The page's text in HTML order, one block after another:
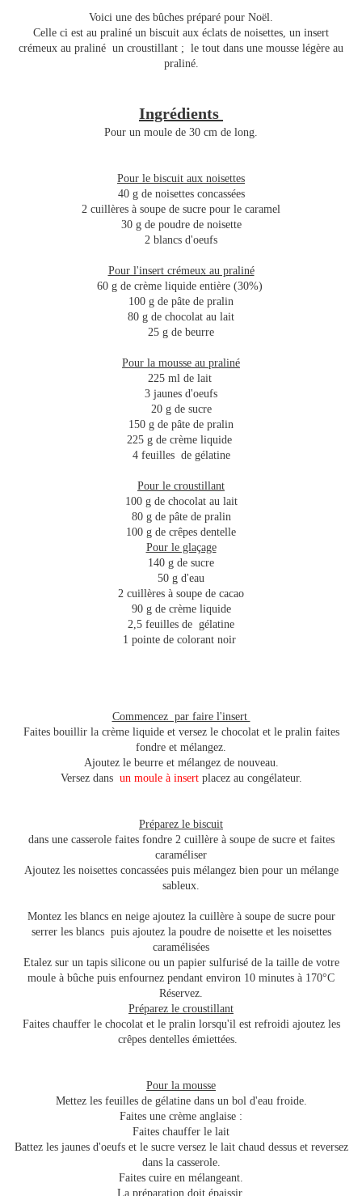
Voici une des bûches préparé pour Noël.
Celle ci est au praliné un biscuit aux éclats de noisettes, un insert
crémeux au praliné un croustillant ; le tout dans une mousse légère au
praliné.
Ingrédients
Pour un moule de 30 cm de long.
Pour le biscuit aux noisettes
40 g de noisettes concassées
2 cuillères à soupe de sucre pour le caramel
30 g de poudre de noisette
2 blancs d'oeufs
Pour l'insert crémeux au praliné
60 g de crème liquide entière (30%)
100 g de pâte de pralin
80 g de chocolat au lait
25 g de beurre
Pour la mousse au praliné
225 ml de lait
3 jaunes d'oeufs
20 g de sucre
150 g de pâte de pralin
225 g de crème liquide
4 feuilles de gélatine
Pour le croustillant
100 g de chocolat au lait
80 g de pâte de pralin
100 g de crêpes dentelle
Pour le glaçage
140 g de sucre
50 g d'eau
2 cuillères à soupe de cacao
90 g de crème liquide
2,5 feuilles de gélatine
1 pointe de colorant noir
Commencez par faire l'insert
Faites bouillir la crème liquide et versez le chocolat et le pralin faites
fondre et mélangez.
Ajoutez le beurre et mélangez de nouveau.
Versez dans un moule à insertplacez au congélateur.
Préparez le biscuit
dans une casserole faites fondre 2 cuillère à soupe de sucre et faites
caraméliser
Ajoutez les noisettes concassées puis mélangez bien pour un mélange
sableux.
Montez les blancs en neige ajoutez la cuillère à soupe de sucre pour
serrer les blancs puis ajoutez la poudre de noisette et les noisettes
caramélisées
Etalez sur un tapis silicone ou un papier sulfurisé de la taille de votre
moule à bûche puis enfournez pendant environ 10 minutes à 170°C
Réservez.
Préparez le croustillant
Faites chauffer le chocolat et le pralin lorsqu'il est refroidi ajoutez les
crêpes dentelles émiettées.
Pour la mousse
Mettez les feuilles de gélatine dans un bol d'eau froide.
Faites une crème anglaise :
Faites chauffer le lait
Battez les jaunes d'oeufs et le sucre versez le lait chaud dessus et reversez
dans la casserole.
Faites cuire en mélangeant.
La préparation doit épaissir.